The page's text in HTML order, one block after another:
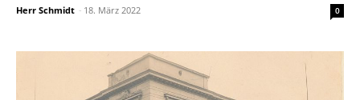
Herr Schmidt - 18. März 2022 0